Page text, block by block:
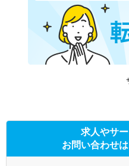
求人やサ
お問い合わせ